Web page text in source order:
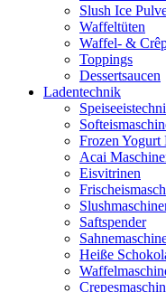
Slush Ice
Waffeltüten
Waffel- &
Toppings
Dessertsaucen
Ladentechnik
Frozen Yogurt
Acai
Eisvitrinen
Saftspender
Heiße